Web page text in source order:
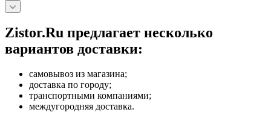
Zistor.Ru предлагает несколько
вариантов доставки:
самовывоз из магазина;
доставка по городу;
транспортными компаниями;
междугородняя доставка.